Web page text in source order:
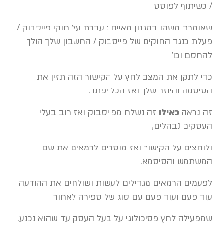
/ כשיתוף לפוסט
שאומרת משהו בסגנון מאיים : עברת על חוקי פייסבוק /
פעלת כנגד החוקים של פייסבוק / החשבון שלך הולך
להחסם וכו׳
כדי לתקן את המצב לחץ על הקישור הזה תזין את
הסיסמה והיוזר שלך ואז הכל יפתר.
זה נראה כאילו זה נשלח מפייסבוק ואז רוב בעלי
העסקים נבהלים,
ולוחצים על הקישור ואז מוסרים לרמאים את שם
המשתמש והסיסמא.
לפעמים הרמאים מגדילים לעשות ושולחים את ההודעה
עוד פעם ועוד פעם עם סוג של ספירה לאחור
שמפעילה לחץ פסיכולוגי על בעל העסק עד שהוא נכנע.